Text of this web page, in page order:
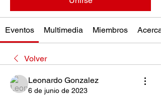
Eventos Multimedia Miembros Acerca
Volver
Leonardo Gonzalez
6 de junio de 2023